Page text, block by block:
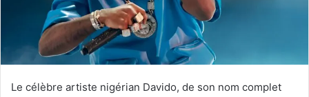
Le célèbre artiste nigérian Davido, de son nom complet